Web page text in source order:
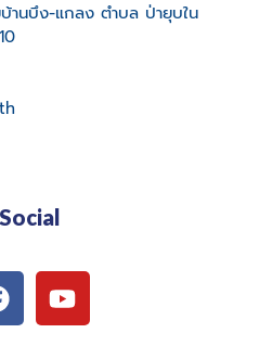
านบึง-แกลง ตำบล ป่ายุบใน
Social